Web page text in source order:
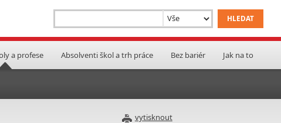
a profese Absolventi škol a trh práce Bez bariér Jak na to
vytisknout